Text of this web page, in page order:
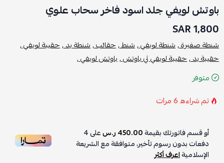
باوتش لويفي جلد اسود فاخر سحاب علوي
1,800 SAR
شنطة صغيرة ,شنطة لويفي ,شنط ,حقائب ,شنطة يد ,حقيبة لويفي ,
حقيبة يد ,حقيبة لويفي تي باوتش ,باوتش لويفي ,
متوفر
تم شراءه6مرات
أو قسم فاتورتك بقيمة450.00 ر.س على4
دفعات بدون رسوم تأخير، متوافقة مع الشريعة
الإسلاميةاعرف أكثر